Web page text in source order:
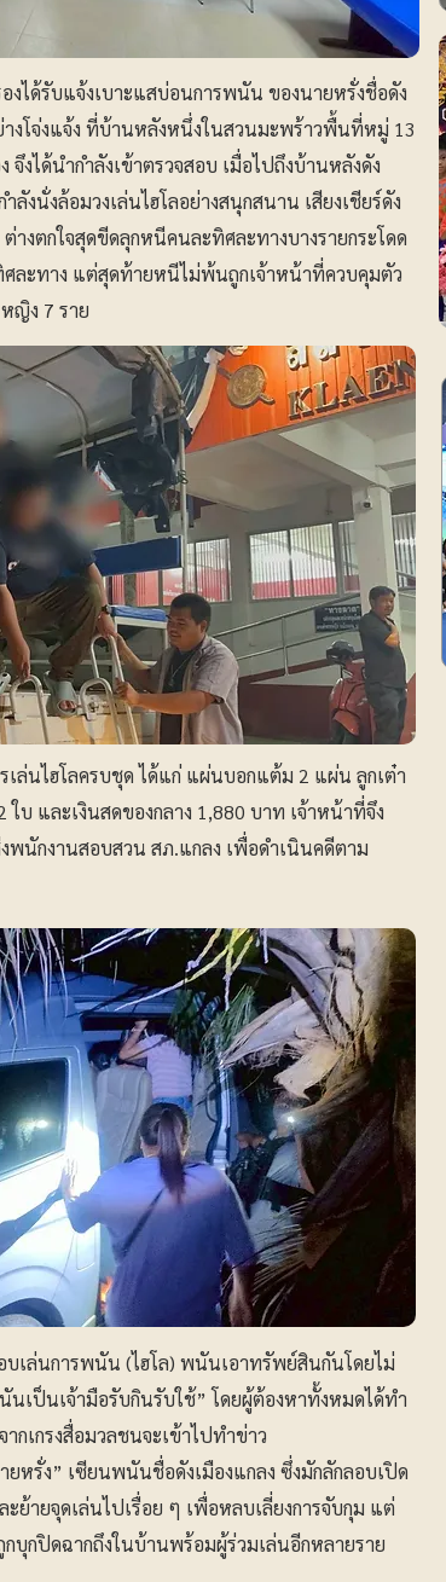
งได้รับแจ้งเบาะแสบ่อนการพนัน ของนายหรั่งชื่อดัง
างโจ่งแจ้ง ที่บ้านหลังหนึ่งในสวนมะพร้าวพื้นที่หมู่ 13
งได้นำกำลังเข้าตรวจสอบ เมื่อไปถึงบ้านหลังดัง
นั่งล้อมวงเล่นไฮโลอย่างสนุกสนาน เสียงเชียร์ดัง
างตกใจสุดขีดลุกหนีคนละทิศละทางบางรายกระโดด
ละทาง แต่สุดท้ายหนีไม่พ้นถูกเจ้าหน้าที่ควบคุมตัว
ญิง 7 ราย
ล่นไฮโลครบชุด ได้แก่ แผ่นบอกแต้ม 2 แผ่น ลูกเต๋า
ใบ และเงินสดของกลาง 1,880 บาท เจ้าหน้าที่จึง
นักงานสอบสวน สภ.แกลง เพื่อดำเนินคดีตาม
เล่นการพนัน (ไฮโล) พนันเอาทรัพย์สินกันโดยไม่
เป็นเจ้ามือรับกินรับใช้” โดยผู้ต้องหาทั้งหมดได้ทำ
กเกรงสื่อมวลชนจะเข้าไปทำข่าว
หรั่ง” เซียนพนันชื่อดังเมืองแกลง ซึ่งมักลักลอบเปิด
ยจุดเล่นไปเรื่อย ๆ เพื่อหลบเลี่ยงการจับกุม แต่
บุกปิดฉากถึงในบ้านพร้อมผู้ร่วมเล่นอีกหลายราย